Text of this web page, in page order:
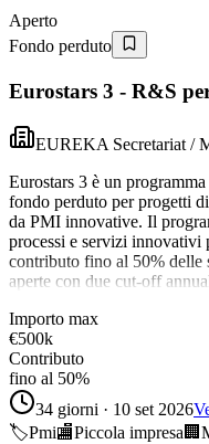
Aperto
Fondo perduto
Eurostars 3 - R&S
EUREKA Secretariat /
Eurostars 3 è un
fondo perduto per progetti
da PMI innovative. Il
processi e servizi innovativi
contributo fino al 50% delle
aperte con due cut-off
Importo max
€500k
Contributo
fino al 50%
34 giorni · 10 set 2026
🏷️Pmi🏬Piccola impresa 🏢